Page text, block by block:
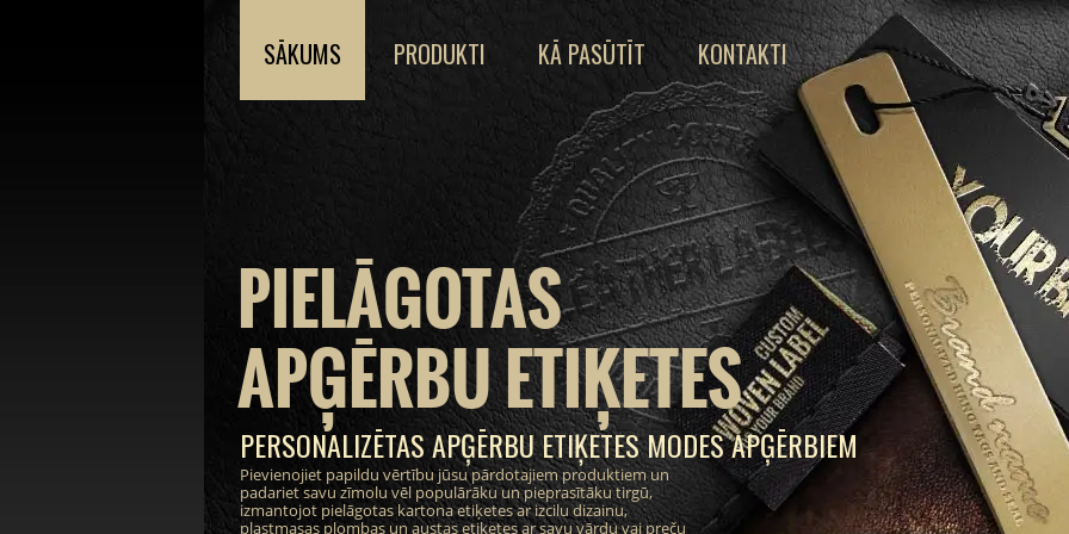
PIELĀGOTAS
APĢĒRBU ETIĶETES
PERSONALIZĒTAS APĢĒRBU ETIĶETES MODES APĢĒRBIEM
Pievienojiet papildu vērtību jūsu pārdotajiem produktiem un
padariet savu zīmolu vēl populārāku un pieprasītāku tirgū,
izmantojot pielāgotas kartona etiķetes ar izcilu dizainu,
plastmasas plombas un austas etiķetes ar savu vārdu vai preču
SĀKUMS PRODUKTI KĀ PASŪTĪT KONTAKTI